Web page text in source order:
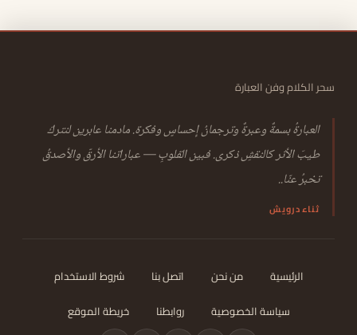
سحر الكلام وفن العبارة
العبارةُ بسمةٌ وعبرةٌ وترجمانُ إحساسٍ وفكرة. مادمنا عابرين لنتركَ
طيبَ الأثر كالنقشِ ذكرى. فبين القلوبِ — عباراتنا الأرقّ والأصدقُ
تخبرُ عنّا..
ثناء درويش
الرئيسية من نحن اتصل بنا
شروط الاستخدام
سياسة الخصوصية
روابطنا خريطة الموقع